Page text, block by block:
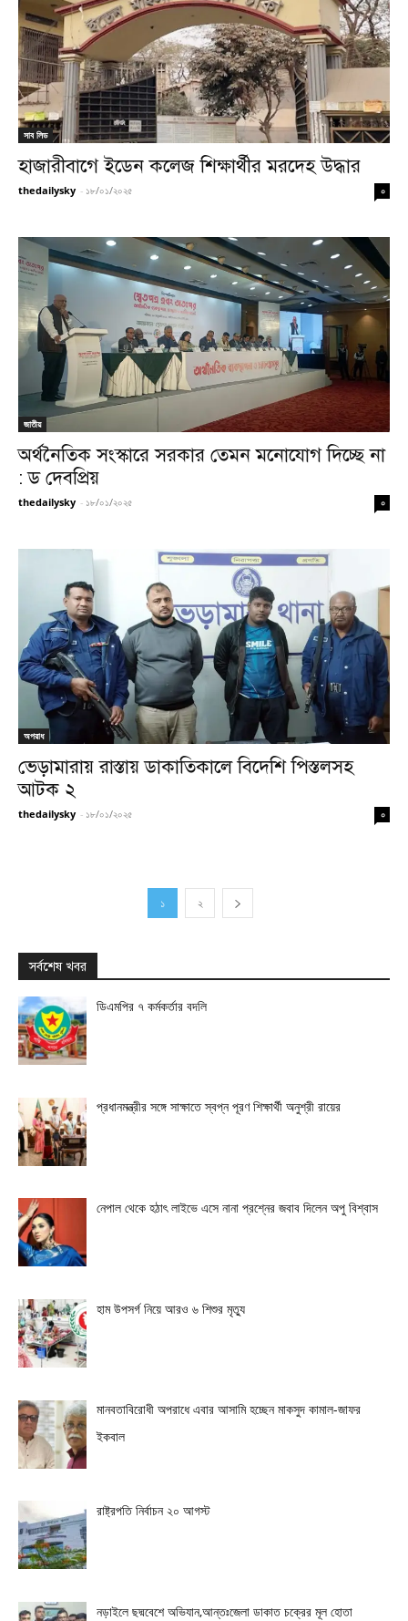
সাব লিড
হাজারীবাগে ইডেন কলেজ শিক্ষার্থীর মরদেহ উদ্ধার
thedailysky - ১৮/০১/২০২৫ ০
জাতীয়
অর্থনৈতিক সংস্কারে সরকার তেমন মনোযোগ দিচ্ছে না
: ড দেবপ্রিয়
thedailysky - ১৮/০১/২০২৫ ০
অপরাধ
ভেড়ামারায় রাস্তায় ডাকাতিকালে বিদেশি পিস্তলসহ
আটক ২
thedailysky - ১৮/০১/২০২৫ ০
১ ২
সর্বশেষ খবর
ডিএমপির ৭ কর্মকর্তার বদলি
প্রধানমন্ত্রীর সঙ্গে সাক্ষাতে স্বপ্ন পূরণ শিক্ষার্থী অনুশ্রী রায়ের
নেপাল থেকে হঠাৎ লাইভে এসে নানা প্রশ্নের জবাব দিলেন অপু বিশ্বাস
হাম উপসর্গ নিয়ে আরও ৬ শিশুর মৃত্যু
মানবতাবিরোধী অপরাধে এবার আসামি হচ্ছেন মাকসুদ কামাল-জাফর
ইকবাল
রাষ্ট্রপতি নির্বাচন ২০ আগস্ট
নড়াইলে ছদ্মবেশে অভিযান,আন্তঃজেলা ডাকাত চক্রের মূল হোতা